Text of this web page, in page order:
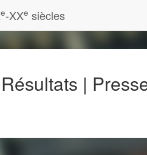
e-XXe siècles
Résultats |